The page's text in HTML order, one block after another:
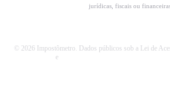
jurídicas, fiscais ou
© 2026 Impostômetro. Dados públicos sob a Lei de
e